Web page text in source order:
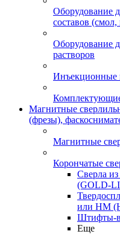
Оборудование
составов (смол,
Оборудование
растворов
Инъекционные
Магнитные
(фрезы),
Магнитные
Корончатые
Сверла
(GOLD-
или HM
Штифты-
Еще